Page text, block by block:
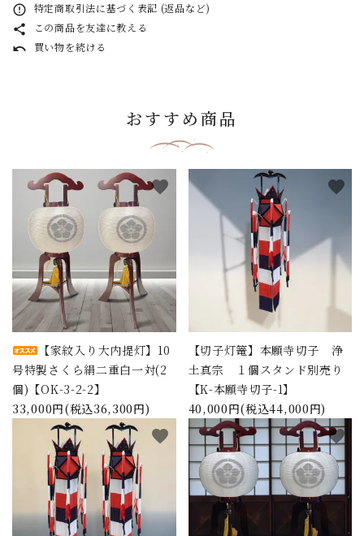
error_outline 特定商取引法に基づく表記 (返品など)
share この商品を友達に教える
undo 買い物を続ける
おすすめ商品
【家紋入り大内提灯】10
号特製さくら絹二重白一対(2
個)【OK-3-2-2】
33,000円(税込36,300円)
favorite
【切子灯篭】本願寺切子 浄
土真宗 １個スタンド別売り
【K-本願寺切子-1】
40,000円(税込44,000円)
favorite
favorite favorite